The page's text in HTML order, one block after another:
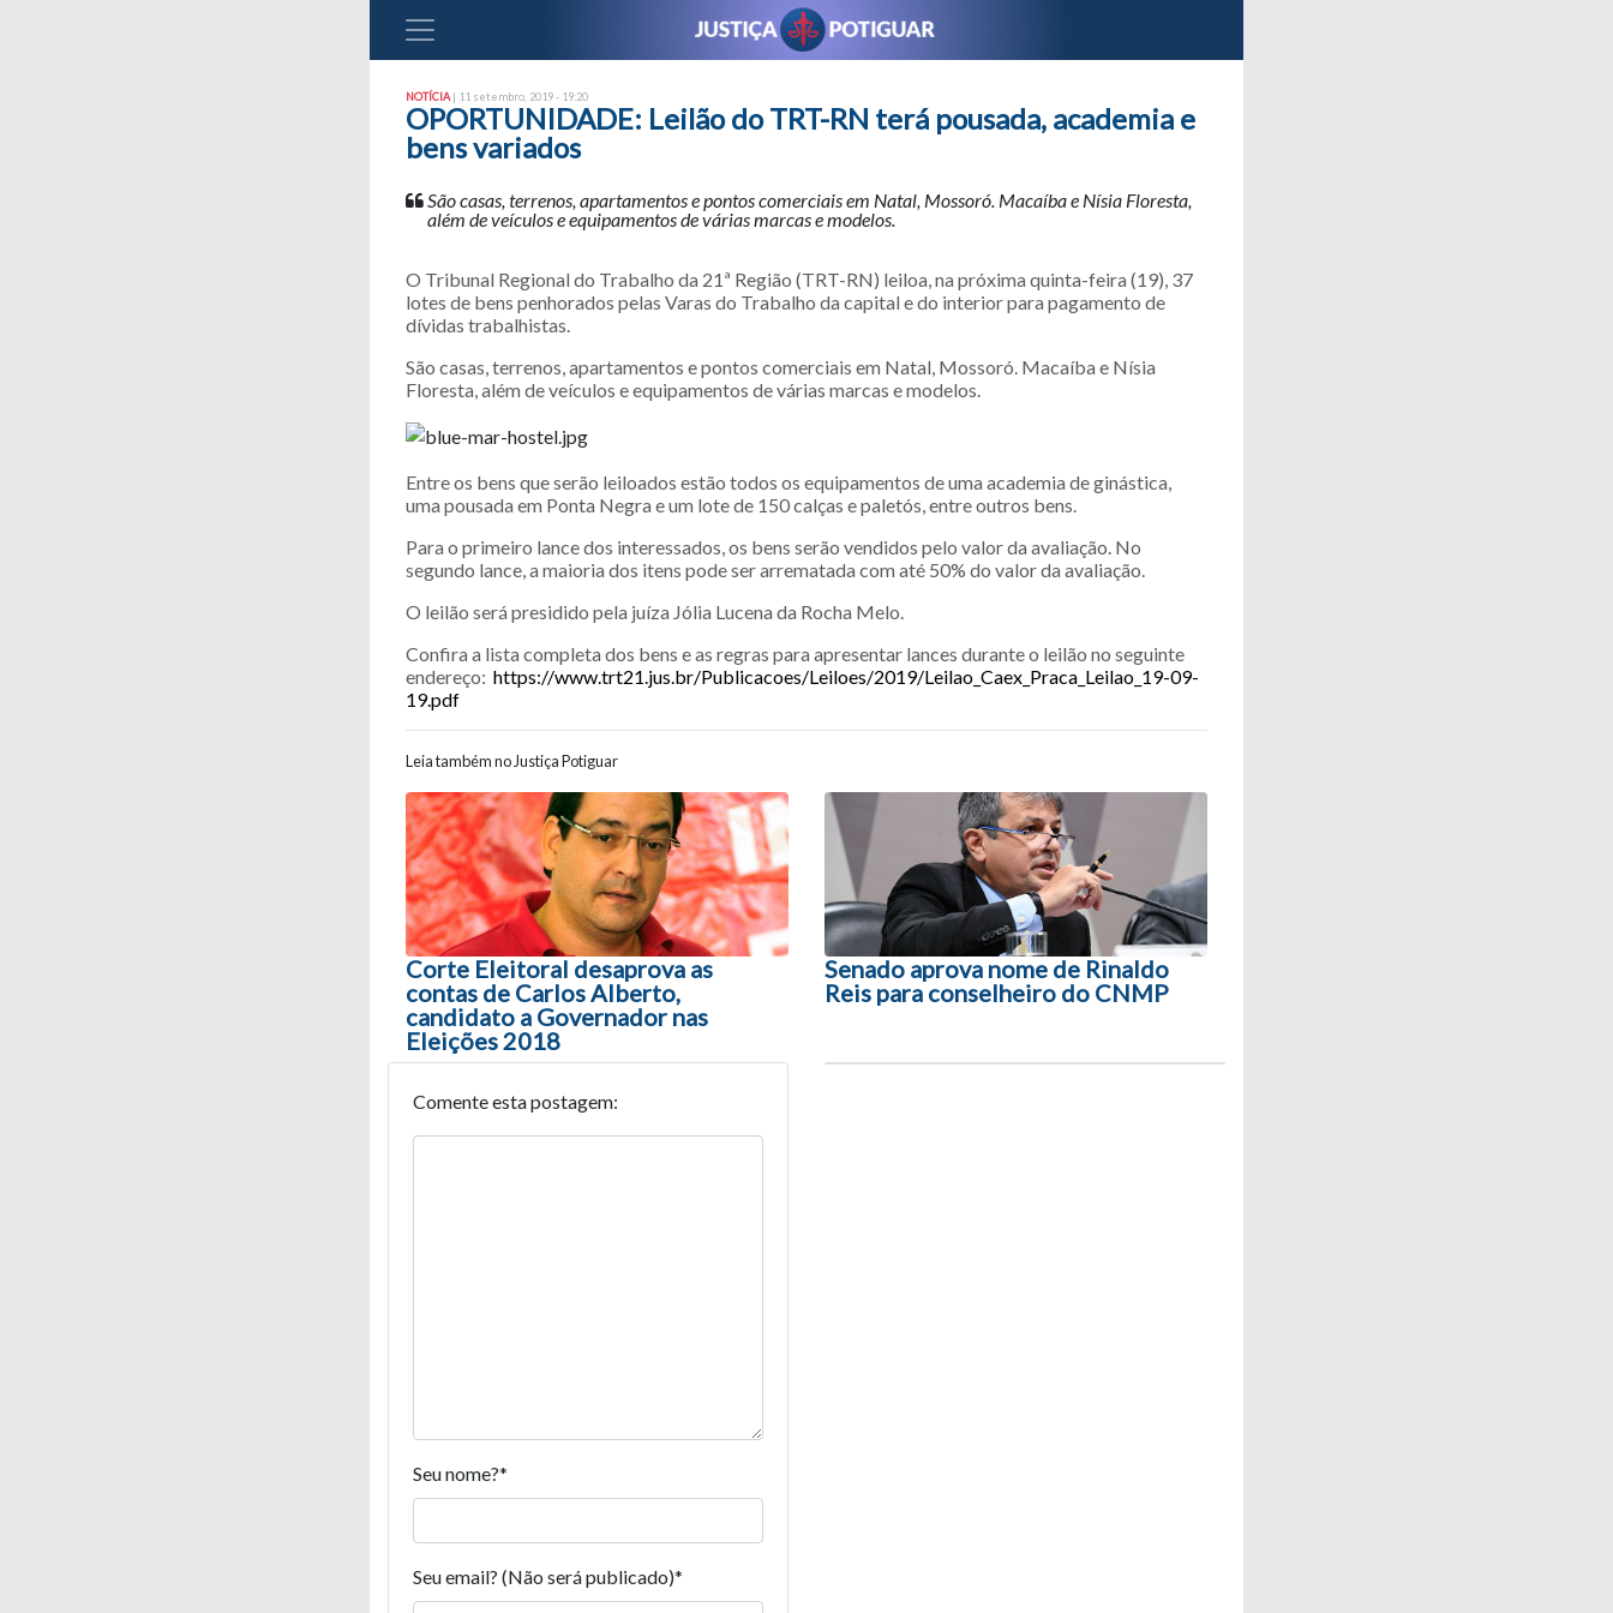
NOTÍCIA | 11 setembro, 2019 - 19:20
OPORTUNIDADE: Leilão do TRT-RN terá pousada, academia e
bens variados
São casas, terrenos, apartamentos e pontos comerciais em Natal, Mossoró. Macaíba e Nísia Floresta,
além de veículos e equipamentos de várias marcas e modelos.
O Tribunal Regional do Trabalho da 21ª Região (TRT-RN) leiloa, na próxima quinta-feira (19), 37
lotes de bens penhorados pelas Varas do Trabalho da capital e do interior para pagamento de
dívidas trabalhistas.
São casas, terrenos, apartamentos e pontos comerciais em Natal, Mossoró. Macaíba e Nísia
Floresta, além de veículos e equipamentos de várias marcas e modelos.
Entre os bens que serão leiloados estão todos os equipamentos de uma academia de ginástica,
uma pousada em Ponta Negra e um lote de 150 calças e paletós, entre outros bens.
Para o primeiro lance dos interessados, os bens serão vendidos pelo valor da avaliação. No
segundo lance, a maioria dos itens pode ser arrematada com até 50% do valor da avaliação.
O leilão será presidido pela juíza Jólia Lucena da Rocha Melo.
Confira a lista completa dos bens e as regras para apresentar lances durante o leilão no seguinte
endereço: https://www.trt21.jus.br/Publicacoes/Leiloes/2019/Leilao_Caex_Praca_Leilao_19-09-
19.pdf
Leia também no Justiça Potiguar
Navegação entre posts
Corte Eleitoral desaprova as
contas de Carlos Alberto,
candidato a Governador nas
Eleições 2018
Senado aprova nome de Rinaldo
Reis para conselheiro do CNMP
Comente esta postagem:
Seu nome?*
Seu email? (Não será publicado)*